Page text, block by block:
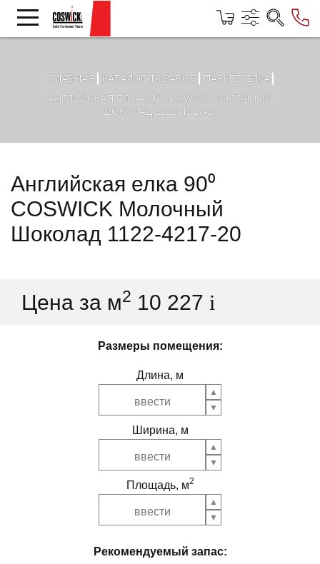
ГЛАВНАЯ КАТАЛОГ ТОВАРОВ
ПАРКЕТ ЕЛКА
АНГЛИЙСКАЯ ЕЛКА 90⁰ COSWICK МОЛОЧНЫЙ
ШОКОЛАД 1122-4217-20
Английская елка 90⁰
COSWICK Молочный
Шоколад 1122-4217-20
Цена за м2 10 227 i
Размеры помещения:
Длина, м
Ширина, м
Площадь, м2
Рекомендуемый запас: